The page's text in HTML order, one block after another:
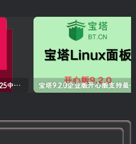
Autodesk AutoCAD 2025中文版+注册机+安装教程 宝塔9.2.0企业版开心版支持最新升级【一键脚本】